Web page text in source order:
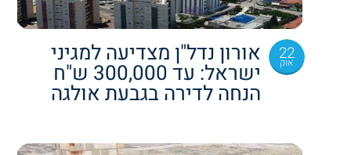
22
אוק אורון נדל"ן מצדיעה למגיני
ישראל: עד 300,000 ש"ח
הנחה לדירה בגבעת אולגה